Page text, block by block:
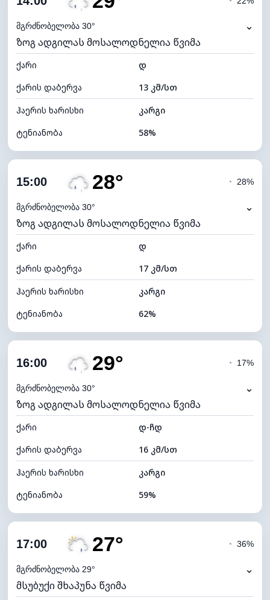
ნამის წერტილი
ხილვადობა
9 კმ
განათების ინდექსი 4 (მკრთალი)
ღრუბლის სიმაღლე 5440 მ
მგრძნობელობა 30° ⌄
ზოგ ადგილას მოსალოდნელია წვიმა
ქარი
დ
ქარის დაბერვა
13 კმ/სთ
ჰაერის ხარისხი
კარგი
ტენიანობა
58%
ღრუბლიანობა
ნამის წერტილი
ხილვადობა
9 კმ
განათების ინდექსი 4 (მკრთალი)
ღრუბლის სიმაღლე 5520 მ
15:00 28°
მგრძნობელობა 30°
◔ 28%
⌄
ზოგ ადგილას მოსალოდნელია წვიმა
ქარი
დ
ქარის დაბერვა
17 კმ/სთ
ჰაერის ხარისხი
კარგი
ტენიანობა
62%
ღრუბლიანობა
ნამის წერტილი
ხილვადობა
9 კმ
განათების ინდექსი 4 (მკრთალი)
ღრუბლის სიმაღლე 5200 მ
16:00 29°
მგრძნობელობა 30°
◔ 17%
⌄
ზოგ ადგილას მოსალოდნელია წვიმა
ქარი
დ-ჩდ
ქარის დაბერვა
16 კმ/სთ
ჰაერის ხარისხი
კარგი
ტენიანობა
59%
ღრუბლიანობა
ნამის წერტილი
ხილვადობა
17:00 27°
მგრძნობელობა 29°
◔ 36%
⌄
მსუბუქი შხაპუნა წვიმა